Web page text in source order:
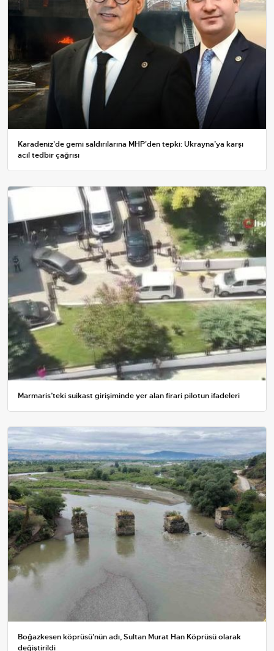
Karadeniz'de gemi saldırılarına MHP'den tepki: Ukrayna’ya karşı
acil tedbir çağrısı
Marmaris’teki suikast girişiminde yer alan firari pilotun ifadeleri
Boğazkesen köprüsü'nün adı, Sultan Murat Han Köprüsü olarak
değiştirildi